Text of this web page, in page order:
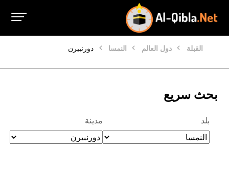
القبلة دول العالم النمسا دورنبيرن
بحث سريع
بلد مدينة